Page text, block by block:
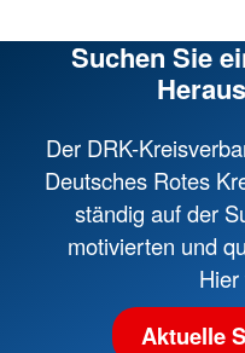
Suchen Sie
Der DRK-
Deutsches Rotes
ständig auf der
motivierten und
Aktuelle